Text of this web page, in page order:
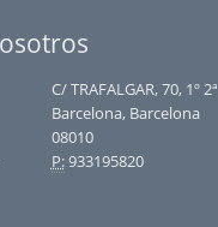
C/ TRAFALGAR, 70, 1º 2ª
Barcelona, Barcelona
08010
P:933195820